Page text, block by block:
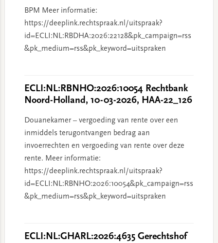
BPM Meer informatie:
https://deeplink.rechtspraak.nl/uitspraak?
id=ECLI:NL:RBDHA:2026:22128&pk_campaign=rss
&pk_medium=rss&pk_keyword=uitspraken
ECLI:NL:RBNHO:2026:10054 Rechtbank
Noord-Holland, 10-03-2026, HAA-22_126
Douanekamer – vergoeding van rente over een
inmiddels terugontvangen bedrag aan
invoerrechten en vergoeding van rente over deze
rente. Meer informatie:
https://deeplink.rechtspraak.nl/uitspraak?
id=ECLI:NL:RBNHO:2026:10054&pk_campaign=rss
&pk_medium=rss&pk_keyword=uitspraken
ECLI:NL:GHARL:2026:4635 Gerechtshof